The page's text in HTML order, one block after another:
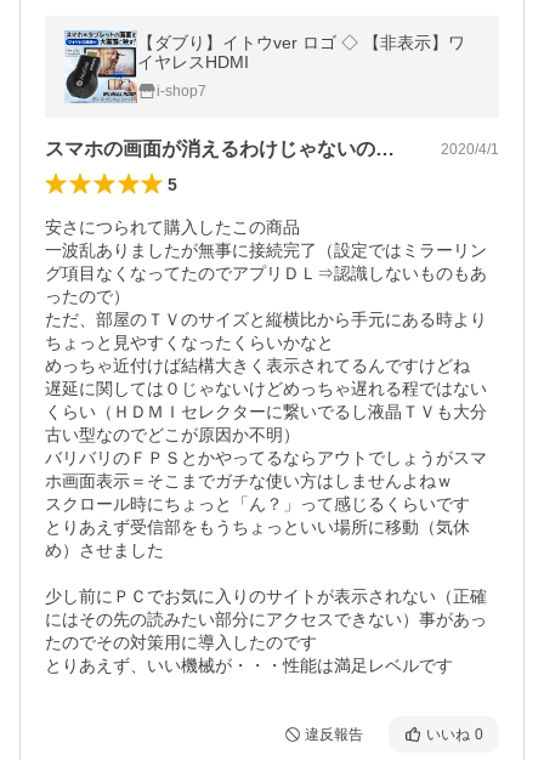
【ダブり】イトウver ロゴ ◇ 【非表示】ワ
イヤレスHDMI
i-shop7
スマホの画面が消えるわけじゃないのねｗ 2020/4/1
5
安さにつられて購入したこの商品
一波乱ありましたが無事に接続完了（設定ではミラーリン
グ項目なくなってたのでアプリＤＬ⇒認識しないものもあ
ったので）
ただ、部屋のＴＶのサイズと縦横比から手元にある時より
ちょっと見やすくなったくらいかなと
めっちゃ近付けば結構大きく表示されてるんですけどね
遅延に関しては０じゃないけどめっちゃ遅れる程ではない
くらい（ＨＤＭＩセレクターに繋いでるし液晶ＴＶも大分
古い型なのでどこが原因か不明）
バリバリのＦＰＳとかやってるならアウトでしょうがスマ
ホ画面表示＝そこまでガチな使い方はしませんよねｗ
スクロール時にちょっと「ん？」って感じるくらいです
とりあえず受信部をもうちょっといい場所に移動（気休
め）させました
少し前にＰＣでお気に入りのサイトが表示されない（正確
にはその先の読みたい部分にアクセスできない）事があっ
たのでその対策用に導入したのです
とりあえず、いい機械が・・・性能は満足レベルです
違反報告 いいね 0